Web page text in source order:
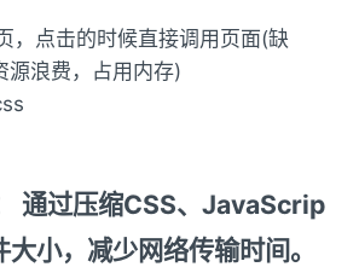
，点击的时候直接调用页面(缺
源浪费，占用内存)
通过压缩CSS、JavaScrip
小，减少网络传输时间。